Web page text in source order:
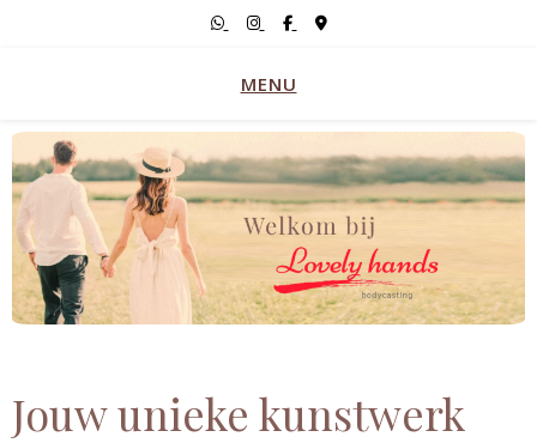
MENU
Jouw unieke kunstwerk